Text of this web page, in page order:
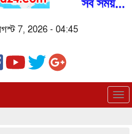
7, 2026 - 04:45